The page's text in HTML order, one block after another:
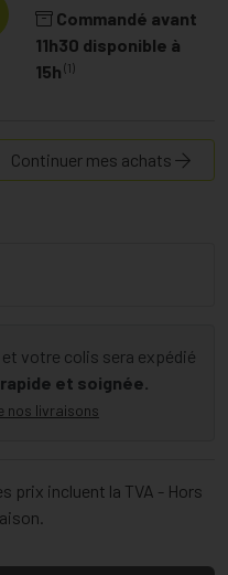
Commandé avant
11h30 disponible à
15h (1)
Continuer mes achats
et votre colis sera expédié
et soignée.
nos livraisons
prix incluent la TVA - Hors